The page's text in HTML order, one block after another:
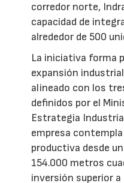
corredor norte,
capacidad de
alrededor de 500
La iniciativa forma
expansión
alineado con los
definidos por el
Estrategia
empresa
productiva desde
154.000 metros
inversión superior